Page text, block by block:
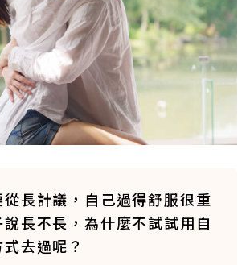
長計議，自己過得舒服很重
長不長，為什麼不試試用自
去過呢？